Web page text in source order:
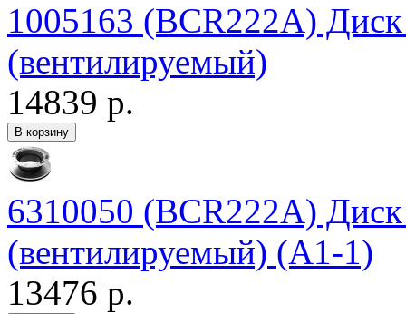
1005163 (BCR222A)
(вентилируемый)
14839 р.
6310050 (BCR222A)
(вентилируемый) (А1-1)
13476 р.